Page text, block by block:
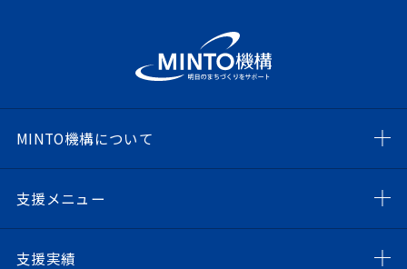
MINTO機構について
支援メニュー
支援実績